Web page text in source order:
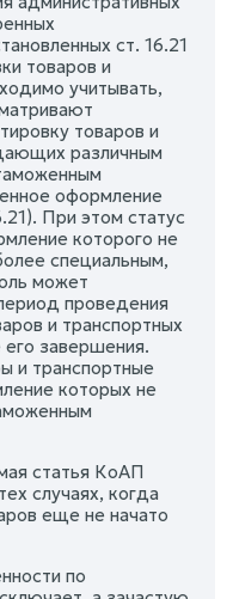
ст. 16.21
товаров и
учитывать,
товаров и
различным
оформление
При этом статус
которого не
специальным,
может
проведения
и транспортных
завершения.
и транспортные
которых не
статья КоАП
случаях, когда
еще не начато
по